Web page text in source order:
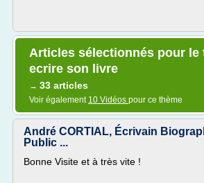
Articles sélectionnés pour le
ecrire son livre
→ 33 articles
Voir également 10 Vidéos pour ce thème
André CORTIAL, Écrivain
Public ...
Bonne Visite et à très vite !